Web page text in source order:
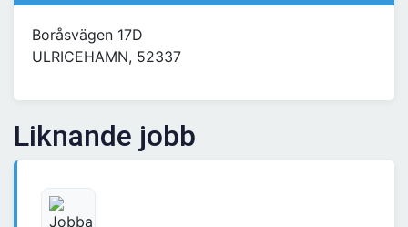
Boråsvägen 17D
ULRICEHAMN, 52337
Liknande jobb